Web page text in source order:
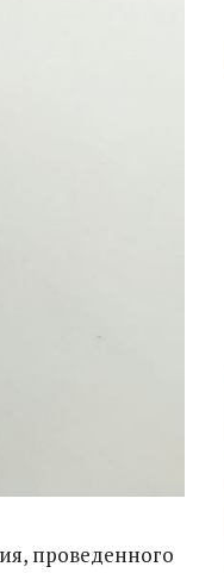
проведенного